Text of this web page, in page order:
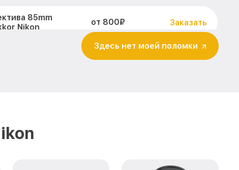
85mm
Nikon
от 800₽ Заказать
Nikkor Nikon
Здесь нет моей поломки